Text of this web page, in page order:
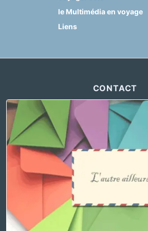
le Multimédia en voyage
Liens
CONTACT